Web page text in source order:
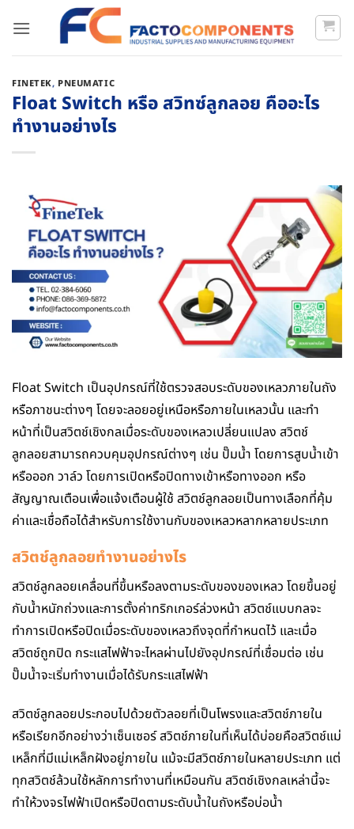
FINETEK, PNEUMATIC
Float Switch หรือ สวิทซ์ลูกลอย คืออะไร
ทำงานอย่างไร
Float Switch เป็นอุปกรณ์ที่ใช้ตรวจสอบระดับของเหลวภายในถัง
หรือภาชนะต่างๆ โดยจะลอยอยู่เหนือหรือภายในเหลวนั้น และทำ
หน้าที่เป็นสวิตช์เชิงกลเมื่อระดับของเหลวเปลี่ยนแปลง สวิตช์
ลูกลอยสามารถควบคุมอุปกรณ์ต่างๆ เช่น ปั๊มน้ำ โดยการสูบน้ำเข้า
หรือออก วาล์ว โดยการเปิดหรือปิดทางเข้าหรือทางออก หรือ
สัญญาณเตือนเพื่อแจ้งเตือนผู้ใช้ สวิตช์ลูกลอยเป็นทางเลือกที่คุ้ม
ค่าและเชื่อถือได้สำหรับการใช้งานกับของเหลวหลากหลายประเภท
สวิตช์ลูกลอยทํางานอย่างไร
สวิตช์ลูกลอยเคลื่อนที่ขึ้นหรือลงตามระดับของของเหลว โดยขึ้นอยู่
กับน้ำหนักถ่วงและการตั้งค่าทริกเกอร์ล่วงหน้า สวิตช์แบบกลจะ
ทำการเปิดหรือปิดเมื่อระดับของเหลวถึงจุดที่กำหนดไว้ และเมื่อ
สวิตช์ถูกปิด กระแสไฟฟ้าจะไหลผ่านไปยังอุปกรณ์ที่เชื่อมต่อ เช่น
ปั๊มน้ำจะเริ่มทำงานเมื่อได้รับกระแสไฟฟ้า
สวิตช์ลูกลอยประกอบไปด้วยตัวลอยที่เป็นโพรงและสวิตช์ภายใน
หรือเรียกอีกอย่างว่าเซ็นเซอร์ สวิตช์ภายในที่เห็นได้บ่อยคือสวิตช์แม่
เหล็กที่มีแม่เหล็กฝังอยู่ภายใน แม้จะมีสวิตช์ภายในหลายประเภท แต่
ทุกสวิตช์ล้วนใช้หลักการทำงานที่เหมือนกัน สวิตช์เชิงกลเหล่านี้จะ
ทำให้วงจรไฟฟ้าเปิดหรือปิดตามระดับน้ำในถังหรือบ่อน้ำ